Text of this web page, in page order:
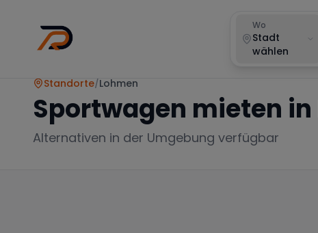
Wo
Stadt
wählen
Standorte/Lohmen
Sportwagen mieten in
Alternativen in der Umgebung verfügbar